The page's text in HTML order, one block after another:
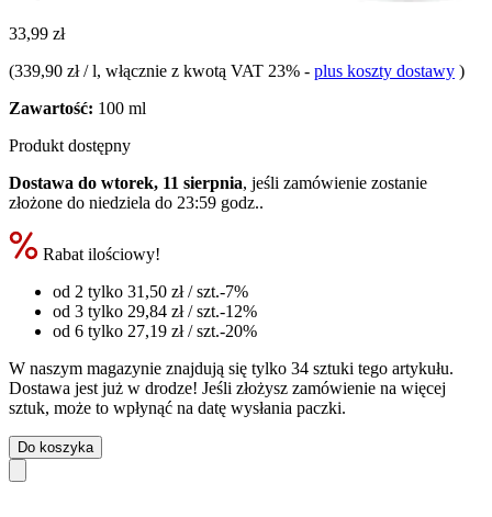
33,99 zł
(339,90 zł / l, włącznie z kwotą VAT 23% - plus koszty dostawy )
Zawartość: 100 ml
Produkt dostępny
Dostawa do wtorek, 11 sierpnia, jeśli zamówienie zostanie
złożone do niedziela do 23:59 godz..
Rabat ilościowy!
od 2 tylko 31,50 zł/ szt.-7%
od 3 tylko 29,84 zł/ szt.-12%
od 6 tylko 27,19 zł/ szt.-20%
W naszym magazynie znajdują się tylko 34 sztuki tego artykułu.
Dostawa jest już w drodze! Jeśli złożysz zamówienie na więcej
sztuk, może to wpłynąć na datę wysłania paczki.
Do koszyka